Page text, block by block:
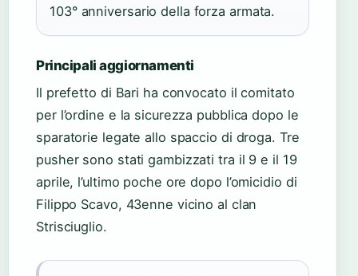
103° anniversario della forza armata.
Principali aggiornamenti
Il prefetto di Bari ha convocato il comitato
per l’ordine e la sicurezza pubblica dopo le
sparatorie legate allo spaccio di droga. Tre
pusher sono stati gambizzati tra il 9 e il 19
aprile, l’ultimo poche ore dopo l’omicidio di
Filippo Scavo, 43enne vicino al clan
Strisciuglio.